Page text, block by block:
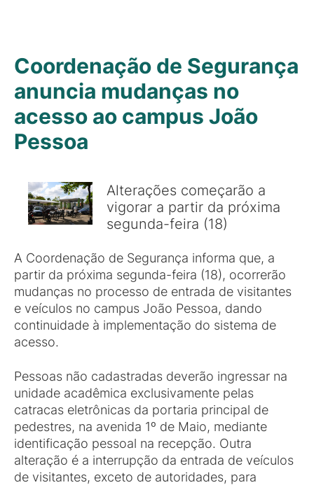
Coordenação de Segurança
anuncia mudanças no
acesso ao campus João
Pessoa
Alterações começarão a
vigorar a partir da próxima
segunda-feira (18)
A Coordenação de Segurança informa que, a
partir da próxima segunda-feira (18), ocorrerão
mudanças no processo de entrada de visitantes
e veículos no campus João Pessoa, dando
continuidade à implementação do sistema de
acesso.
Pessoas não cadastradas deverão ingressar na
unidade acadêmica exclusivamente pelas
catracas eletrônicas da portaria principal de
pedestres, na avenida 1º de Maio, mediante
identificação pessoal na recepção. Outra
alteração é a interrupção da entrada de veículos
de visitantes, exceto de autoridades, para